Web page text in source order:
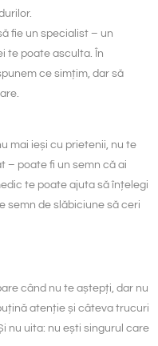
fie un specialist – un
te poate asculta. În
ce simțim, dar să
mai ieși cu prietenii, nu te
– poate fi un semn că ai
te poate ajuta să înțelegi
semn de slăbiciune să ceri
când nu te aștepți, dar nu
atenție și câteva trucuri
nu uita: nu ești singurul care